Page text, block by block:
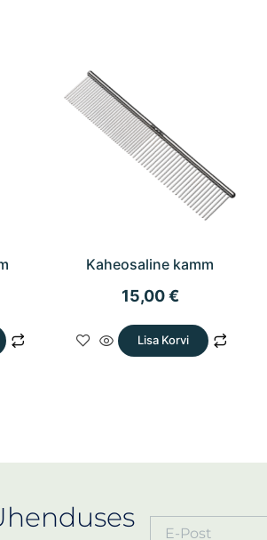
Kaheosaline kamm
15,00€
Lisa Korvi